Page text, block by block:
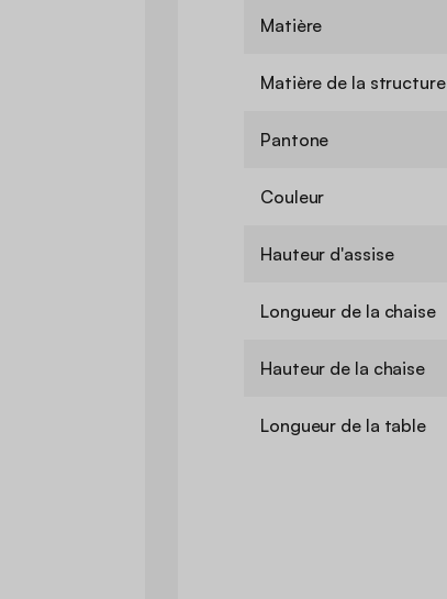
Matière
Matière de la structure
Pantone
Couleur
Hauteur d'assise
Longueur de la chaise
Hauteur de la chaise
Longueur de la table